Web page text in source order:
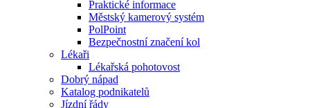
Praktické informace
Městský kamerový systém
PolPoint
Bezpečnostní značení kol
Lékaři
Lékařská pohotovost
Dobrý nápad
Katalog podnikatelů
Jízdní řády